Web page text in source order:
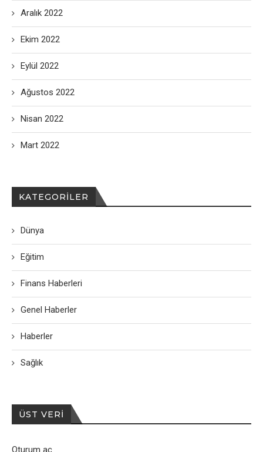
Aralık 2022
Ekim 2022
Eylül 2022
Ağustos 2022
Nisan 2022
Mart 2022
KATEGORILER
Dünya
Eğitim
Finans Haberleri
Genel Haberler
Haberler
Sağlık
ÜST VERI
Oturum aç